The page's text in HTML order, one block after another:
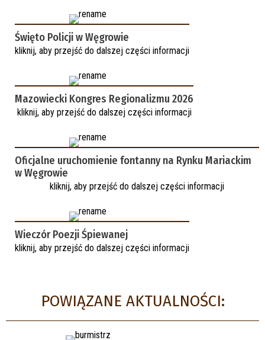
Święto Policji w Węgrowie
kliknij, aby przejść do dalszej części informacji
Mazowiecki Kongres Regionalizmu 2026
kliknij, aby przejść do dalszej części informacji
Oficjalne uruchomienie fontanny na Rynku Mariackim
w Węgrowie
kliknij, aby przejść do dalszej części informacji
Wieczór Poezji Śpiewanej
kliknij, aby przejść do dalszej części informacji
POWIĄZANE AKTUALNOŚCI: